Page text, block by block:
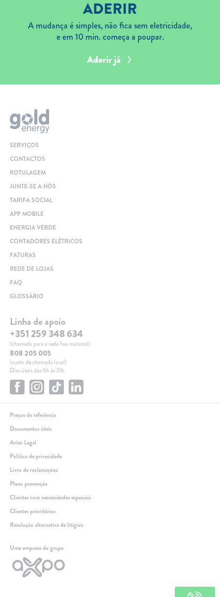
+351 259 348 634
(chamada para a rede fixa nacional)
808 205 005
ADERIR
A mudança é simples, não fica sem eletricidade,
e em 10 min. começa a poupar.
Aderir já
SERVIÇOS
CONTACTOS
ROTULAGEM
JUNTE-SE A NÓS
TARIFA SOCIAL
APP MOBILE
ENERGIA VERDE
CONTADORES ELÉTRICOS
FATURAS
REDE DE LOJAS
FAQ
GLOSSÁRIO
Linha de apoio
+351 259 348 634
(chamada para a rede fixa nacional)
808 205 005
(custo de chamada local)
Dias úteis das 9h às 21h
Preços de referência
Documentos úteis
Aviso Legal
Política de privacidade
Livro de reclamações
Plano prevenção
Clientes com necessidades especiais
Clientes prioritários
Resolução alternativa de litígios
Uma empresa do grupo